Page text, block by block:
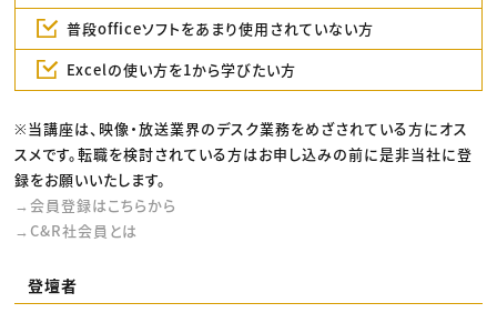
普段officeソフトをあまり使用されていない方
Excelの使い方を1から学びたい方
※当講座は、映像・放送業界のデスク業務をめざされている方にオス
スメです。転職を検討されている方はお申し込みの前に是非当社に登
録をお願いいたします。
→会員登録はこちらから
→C&R社会員とは
登壇者